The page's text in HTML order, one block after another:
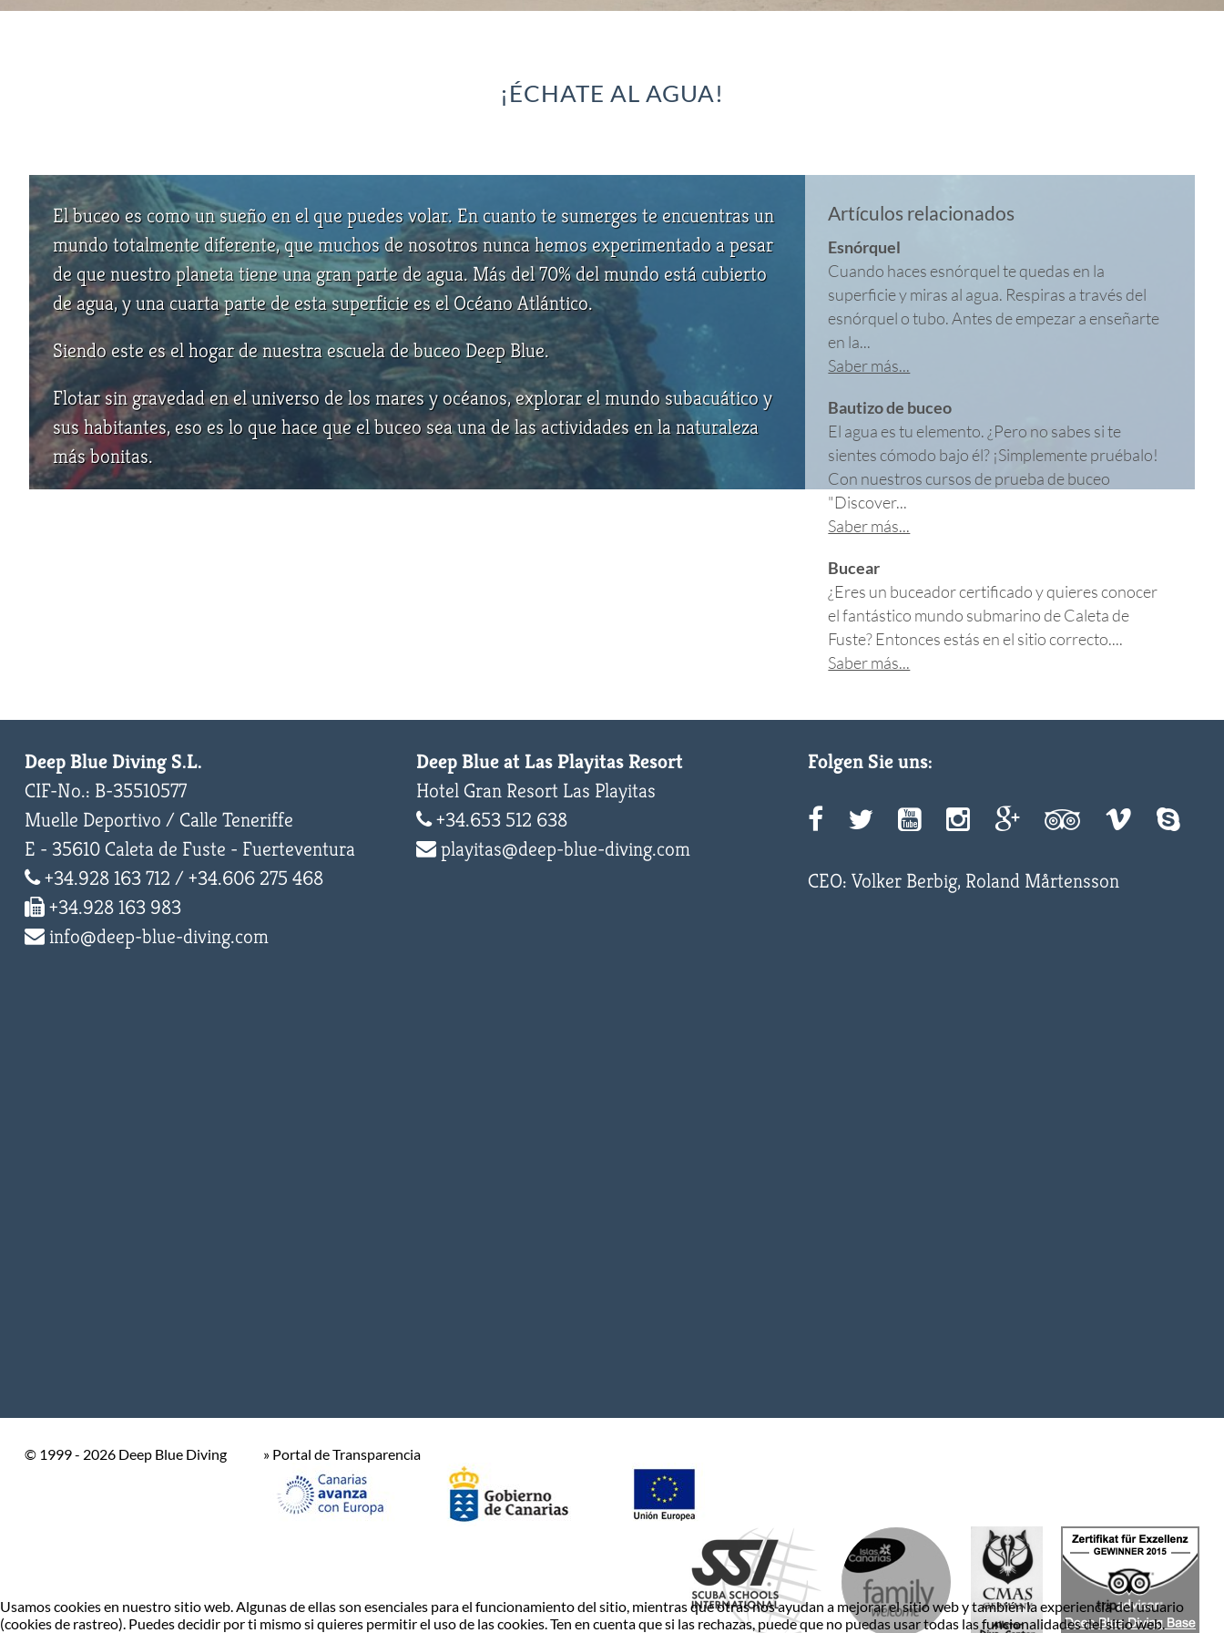
¡ÉCHATE AL AGUA!
Artículos relacionados
Esnórquel
Cuando haces esnórquel te quedas en la
superficie y miras al agua. Respiras a través del
esnórquel o tubo. Antes de empezar a enseñarte
en la...
Saber más...
Bautizo de buceo
El agua es tu elemento. ¿Pero no sabes si te
sientes cómodo bajo él? ¡Simplemente pruébalo!
Con nuestros cursos de prueba de buceo
"Discover...
Saber más...
Bucear
¿Eres un buceador certificado y quieres conocer
el fantástico mundo submarino de Caleta de
Fuste? Entonces estás en el sitio correcto....
Saber más...
El buceo es como un sueño en el que puedes volar. En cuanto te sumerges te encuentras un
mundo totalmente diferente, que muchos de nosotros nunca hemos experimentado a pesar
de que nuestro planeta tiene una gran parte de agua. Más del 70% del mundo está cubierto
de agua, y una cuarta parte de esta superficie es el Océano Atlántico.
Siendo este es el hogar de nuestra escuela de buceo Deep Blue.
Flotar sin gravedad en el universo de los mares y océanos, explorar el mundo subacuático y
sus habitantes, eso es lo que hace que el buceo sea una de las actividades en la naturaleza
más bonitas.
Deep Blue Diving S.L.
CIF-No.: B-35510577
Muelle Deportivo / Calle Teneriffe
E - 35610 Caleta de Fuste - Fuerteventura
+34.928 163 712 / +34.606 275 468
+34.928 163 983
info@deep-blue-diving.com
Deep Blue at Las Playitas Resort
Hotel Gran Resort Las Playitas
+34.653 512 638
playitas@deep-blue-diving.com
Folgen Sie uns:
CEO: Volker Berbig, Roland Mårtensson
© 1999 - 2026 Deep Blue Diving » Portal de Transparencia
Usamos cookies en nuestro sitio web. Algunas de ellas son esenciales para el funcionamiento del sitio, mientras que otras nos ayudan a mejorar el sitio web y también la experiencia del usuario
(cookies de rastreo). Puedes decidir por ti mismo si quieres permitir el uso de las cookies. Ten en cuenta que si las rechazas, puede que no puedas usar todas las funcionalidades del sitio web.